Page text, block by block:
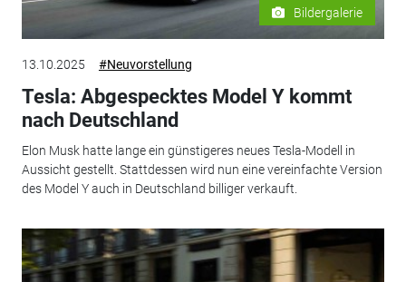
Bildergalerie
13.10.2025 #Neuvorstellung
Tesla: Abgespecktes Model Y kommt
nach Deutschland
Elon Musk hatte lange ein günstigeres neues Tesla-Modell in
Aussicht gestellt. Stattdessen wird nun eine vereinfachte Version
des Model Y auch in Deutschland billiger verkauft.